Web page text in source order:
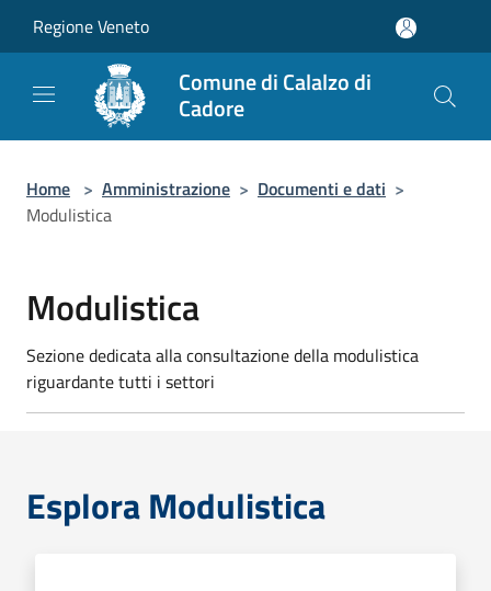
Regione Veneto
Comune di Calalzo di
Cadore
Home > Amministrazione > Documenti e dati >
Modulistica
Modulistica
Sezione dedicata alla consultazione della modulistica
riguardante tutti i settori
Esplora Modulistica